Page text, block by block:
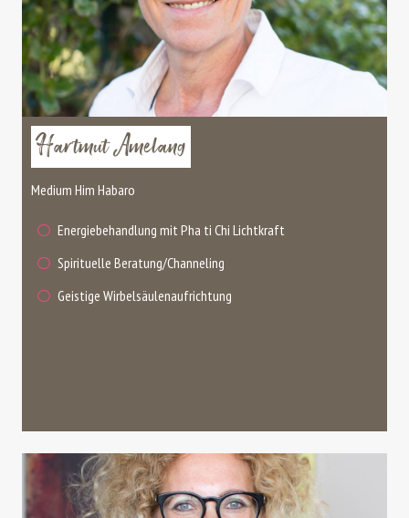
Hartmut Amelang
Medium Him Habaro
Energiebehandlung mit Pha ti Chi Lichtkraft
Spirituelle Beratung/Channeling
Geistige Wirbelsäulenaufrichtung